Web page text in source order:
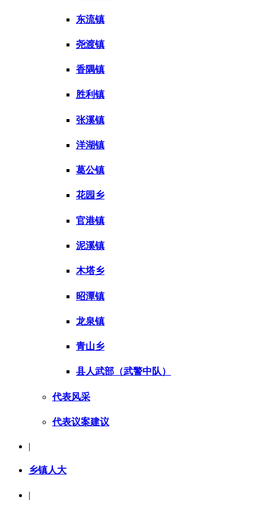
东流镇
尧渡镇
香隅镇
胜利镇
张溪镇
洋湖镇
葛公镇
花园乡
官港镇
泥溪镇
木塔乡
昭潭镇
龙泉镇
青山乡
县人武部（武警中队）
代表风采
代表议案建议
|
乡镇人大
|